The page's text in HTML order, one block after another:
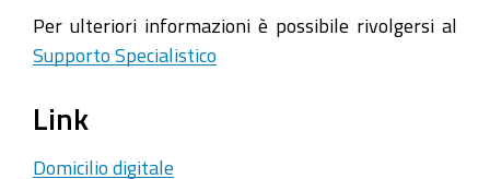
Per ulteriori informazioni è possibile rivolgersi al
Supporto Specialistico
Link
Domicilio digitale